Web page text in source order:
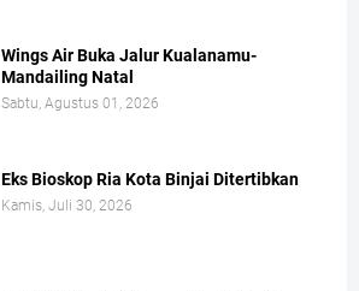
Wings Air Buka Jalur Kualanamu-
Mandailing Natal
Sabtu, Agustus 01, 2026
Eks Bioskop Ria Kota Binjai Ditertibkan
Kamis, Juli 30, 2026